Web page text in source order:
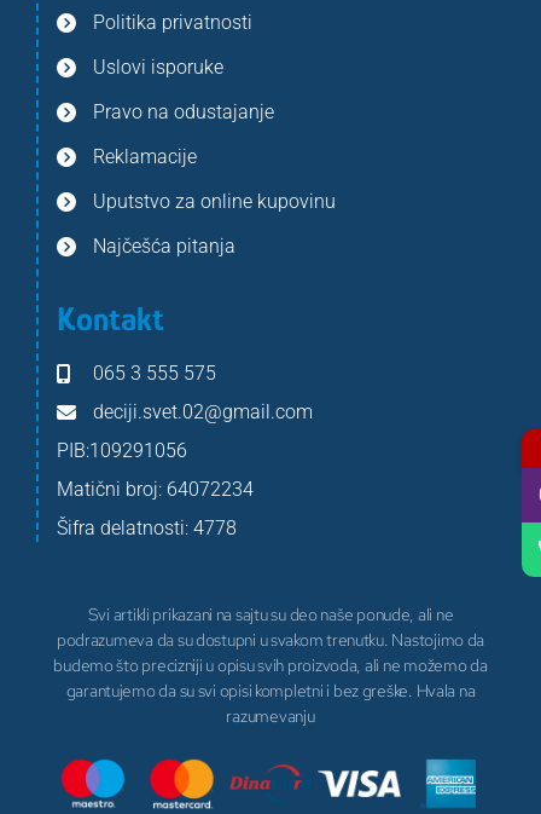
Politika privatnosti
Uslovi isporuke
Pravo na odustajanje
Reklamacije
Uputstvo za online kupovinu
Najčešća pitanja
Kontakt
065 3 555 575
deciji.svet.02@gmail.com
PIB:109291056
Matični broj: 64072234
Šifra delatnosti: 4778
Svi artikli prikazani na sajtu su deo naše ponude, ali ne
podrazumeva da su dostupni u svakom trenutku. Nastojimo da
budemo što precizniji u opisu svih proizvoda, ali ne možemo da
garantujemo da su svi opisi kompletni i bez greške. Hvala na
razumevanju